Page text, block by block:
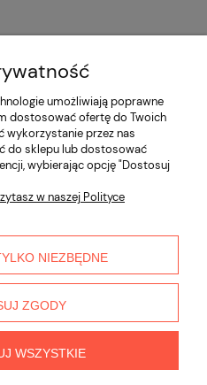
umożliwiają poprawne
dostosować ofertę do Twoich
wykorzystanie przez nas
do sklepu lub dostosować
wybierając opcję "Dostosuj
w naszej Polityce
NIEZBĘDNE
ZGODY
WSZYSTKIE